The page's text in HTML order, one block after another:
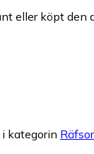
eller köpt den
kategorin